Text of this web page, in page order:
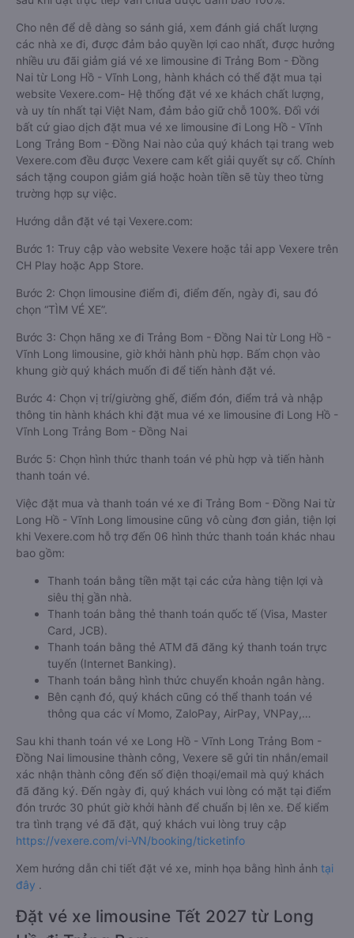
Cho nên để dễ dàng so sánh giá, xem đánh giá chất lượng
các nhà xe đi, được đảm bảo quyền lợi cao nhất, được hưởng
nhiều ưu đãi giảm giá vé xe limousine đi Trảng Bom - Đồng
Nai từ Long Hồ - Vĩnh Long, hành khách có thể đặt mua tại
website Vexere.com- Hệ thống đặt vé xe khách chất lượng,
và uy tín nhất tại Việt Nam, đảm bảo giữ chỗ 100%. Đối với
bất cứ giao dịch đặt mua vé xe limousine đi Long Hồ - Vĩnh
Long Trảng Bom - Đồng Nai nào của quý khách tại trang web
Vexere.com đều được Vexere cam kết giải quyết sự cố. Chính
sách tặng coupon giảm giá hoặc hoàn tiền sẽ tùy theo từng
trường hợp sự việc.
Hướng dẫn đặt vé tại Vexere.com:
Bước 1: Truy cập vào website Vexere hoặc tải app Vexere trên
CH Play hoặc App Store.
Bước 2: Chọn limousine điểm đi, điểm đến, ngày đi, sau đó
chọn “TÌM VÉ XE”.
Bước 3: Chọn hãng xe đi Trảng Bom - Đồng Nai từ Long Hồ -
Vĩnh Long limousine, giờ khởi hành phù hợp. Bấm chọn vào
khung giờ quý khách muốn đi để tiến hành đặt vé.
Bước 4: Chọn vị trí/giường ghế, điểm đón, điểm trả và nhập
thông tin hành khách khi đặt mua vé xe limousine đi Long Hồ -
Vĩnh Long Trảng Bom - Đồng Nai
Bước 5: Chọn hình thức thanh toán vé phù hợp và tiến hành
thanh toán vé.
Việc đặt mua và thanh toán vé xe đi Trảng Bom - Đồng Nai từ
Long Hồ - Vĩnh Long limousine cũng vô cùng đơn giản, tiện lợi
khi Vexere.com hỗ trợ đến 06 hình thức thanh toán khác nhau
bao gồm:
Thanh toán bằng tiền mặt tại các cửa hàng tiện lợi và
siêu thị gần nhà.
Thanh toán bằng thẻ thanh toán quốc tế (Visa, Master
Card, JCB).
Thanh toán bằng thẻ ATM đã đăng ký thanh toán trực
tuyến (Internet Banking).
Thanh toán bằng hình thức chuyển khoản ngân hàng.
Bên cạnh đó, quý khách cũng có thể thanh toán vé
thông qua các ví Momo, ZaloPay, AirPay, VNPay,…
Sau khi thanh toán vé xe Long Hồ - Vĩnh Long Trảng Bom -
Đồng Nai limousine thành công, Vexere sẽ gửi tin nhắn/email
xác nhận thành công đến số điện thoại/email mà quý khách
đã đăng ký. Đến ngày đi, quý khách vui lòng có mặt tại điểm
đón trước 30 phút giờ khởi hành để chuẩn bị lên xe. Để kiểm
tra tình trạng vé đã đặt, quý khách vui lòng truy cập
https://vexere.com/vi-VN/booking/ticketinfo
Xem hướng dẫn chi tiết đặt vé xe, minh họa bằng hình ảnh tại
đây .
Đặt vé xe limousine Tết 2027 từ Long